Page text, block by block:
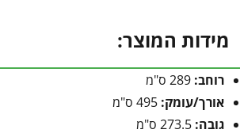
מידות המוצר:
רוחב:
אורך/עומק:
גובה: